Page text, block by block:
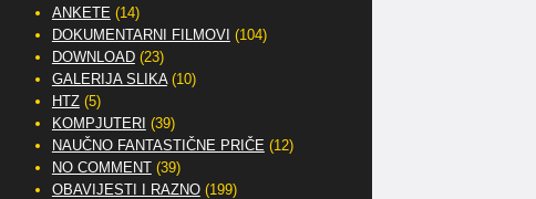
ANKETE (14)
DOKUMENTARNI FILMOVI (104)
DOWNLOAD(23)
GALERIJA SLIKA(10)
HTZ(5)
KOMPJUTERI (39)
NAUČNO FANTASTIČNE PRIČE (12)
NO COMMENT(39)
OBAVIJESTI I RAZNO(199)